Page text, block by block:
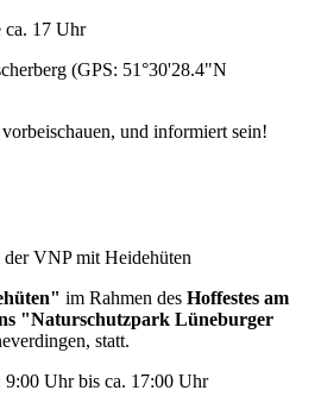
ca. 17 Uhr
(GPS: 51°30'28.4"N
und informiert sein!
VNP mit Heidehüten
im Rahmen des Hoffestes am
"Naturschutzpark Lüneburger
statt.
9:00 Uhr bis ca. 17:00 Uhr